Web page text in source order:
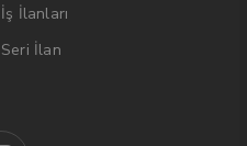
İş İlanları
Seri İlan